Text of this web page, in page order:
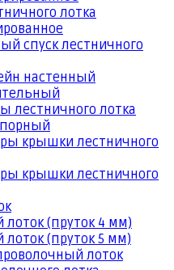
лотка
спуск лестничного
настенный
лестничного лотка
крышки лестничного
крышки лестничного
(пруток 4 мм)
(пруток 5 мм)
лоток